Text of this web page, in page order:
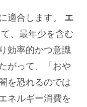
適合します。 エ
、最年少を含む
効率的かつ意識
がって、「おや
を恐れるのでは
ネルギー消費を